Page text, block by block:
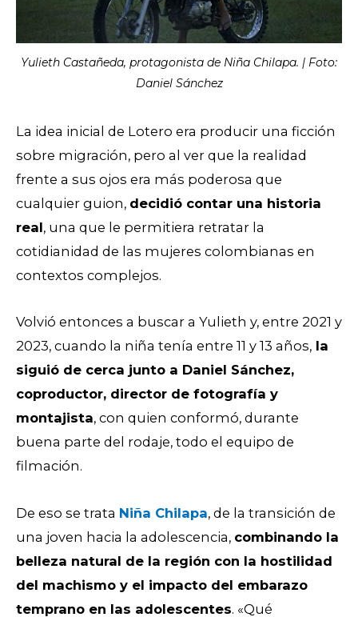
Yulieth Castañeda, protagonista de Niña Chilapa. | Foto:
Daniel Sánchez
La idea inicial de Lotero era producir una ficción
sobre migración, pero al ver que la realidad
frente a sus ojos era más poderosa que
cualquier guion, decidió contar una historia
real, una que le permitiera retratar la
cotidianidad de las mujeres colombianas en
contextos complejos.
Volvió entonces a buscar a Yulieth y, entre 2021 y
2023, cuando la niña tenía entre 11 y 13 años, la
siguió de cerca junto a Daniel Sánchez,
coproductor, director de fotografía y
montajista, con quien conformó, durante
buena parte del rodaje, todo el equipo de
filmación.
De eso se trata Niña Chilapa, de la transición de
una joven hacia la adolescencia, combinando la
belleza natural de la región con la hostilidad
del machismo y el impacto del embarazo
temprano en las adolescentes. «Qué